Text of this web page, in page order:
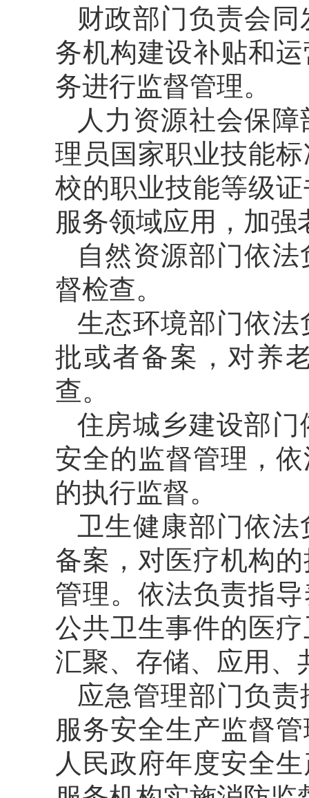
财政部门负责会
务机构建设补贴和
务进行监督管理。
人力资源社会保
理员国家职业技能
校的职业技能等级
服务领域应用，加
自然资源部门依
督检查。
生态环境部门依
批或者备案，对养
查。
住房城乡建设部
安全的监督管理，
的执行监督。
卫生健康部门依
备案，对医疗机构
管理。依法负责指
公共卫生事件的医
汇聚、存储、应用、
应急管理部门负
服务安全生产监督
人民政府年度安全